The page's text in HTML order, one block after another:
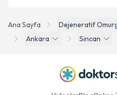
Ana Sayfa
Dejeneratif
Ankara
Sincan